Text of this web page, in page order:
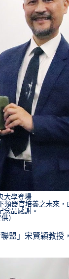
大學登場
器官培養之未來
念品感謝。
）
盟」宋賢穎教授